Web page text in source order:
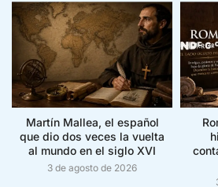
Martín Mallea, el español
que dio dos veces la vuelta
al mundo en el siglo XVI
3 de agosto de 2026